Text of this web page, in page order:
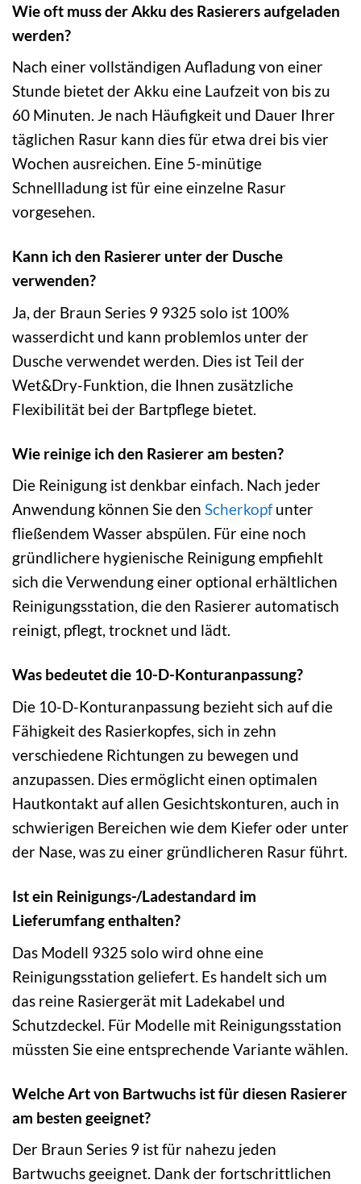
Wie oft muss der Akku des Rasierers aufgeladen
werden?
Nach einer vollständigen Aufladung von einer
Stunde bietet der Akku eine Laufzeit von bis zu
60 Minuten. Je nach Häufigkeit und Dauer Ihrer
täglichen Rasur kann dies für etwa drei bis vier
Wochen ausreichen. Eine 5-minütige
Schnellladung ist für eine einzelne Rasur
vorgesehen.
Kann ich den Rasierer unter der Dusche
verwenden?
Ja, der Braun Series 9 9325 solo ist 100%
wasserdicht und kann problemlos unter der
Dusche verwendet werden. Dies ist Teil der
Wet&Dry-Funktion, die Ihnen zusätzliche
Flexibilität bei der Bartpflege bietet.
Wie reinige ich den Rasierer am besten?
Die Reinigung ist denkbar einfach. Nach jeder
Anwendung können Sie den Scherkopfunter
fließendem Wasser abspülen. Für eine noch
gründlichere hygienische Reinigung empfiehlt
sich die Verwendung einer optional erhältlichen
Reinigungsstation, die den Rasierer automatisch
reinigt, pflegt, trocknet und lädt.
Was bedeutet die 10-D-Konturanpassung?
Die 10-D-Konturanpassung bezieht sich auf die
Fähigkeit des Rasierkopfes, sich in zehn
verschiedene Richtungen zu bewegen und
anzupassen. Dies ermöglicht einen optimalen
Hautkontakt auf allen Gesichtskonturen, auch in
schwierigen Bereichen wie dem Kiefer oder unter
der Nase, was zu einer gründlicheren Rasur führt.
Ist ein Reinigungs-/Ladestandard im
Lieferumfang enthalten?
Das Modell 9325 solo wird ohne eine
Reinigungsstation geliefert. Es handelt sich um
das reine Rasiergerät mit Ladekabel und
Schutzdeckel. Für Modelle mit Reinigungsstation
müssten Sie eine entsprechende Variante wählen.
Welche Art von Bartwuchs ist für diesen Rasierer
am besten geeignet?
Der Braun Series 9 ist für nahezu jeden
Bartwuchs geeignet. Dank der fortschrittlichen